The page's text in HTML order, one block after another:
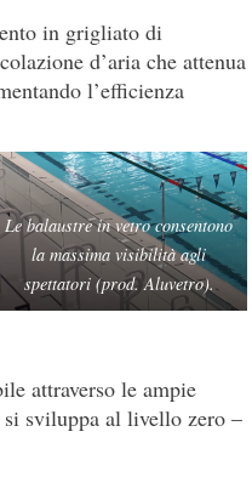
in grigliato di
d’aria che attenua
l’efficienza
Le balaustre in vetro consentono
la massima visibilità agli
spettatori (prod. Aluvetro).
attraverso le ampie
si sviluppa al livello zero –